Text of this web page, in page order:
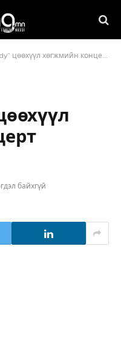
хөгжмийн концерт эгшиглэнэ
байхгүй